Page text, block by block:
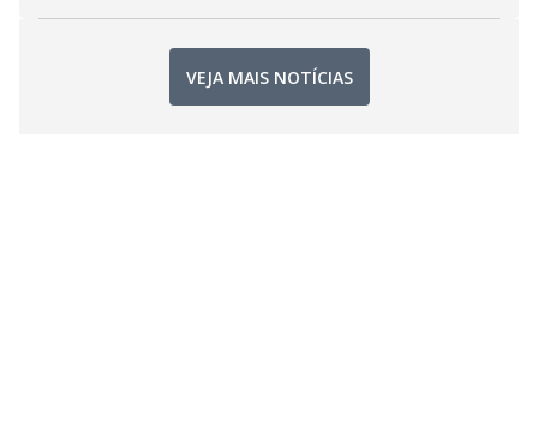
VEJA MAIS NOTÍCIAS